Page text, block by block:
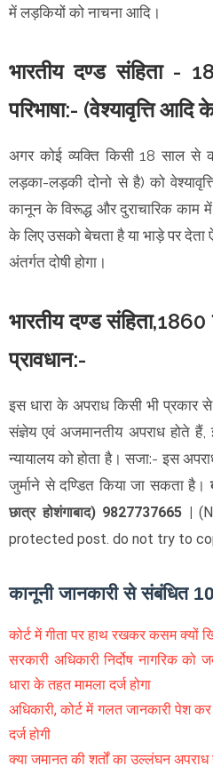
में लड़कियों को नाचना आदि।
भारतीय दण्ड संहिता -
परिभाषा:- (वेश्यावृत्ति आदि
अगर कोई व्यक्ति किसी 18 साल
लड़का-लड़की दोनो से है) को
कानून के विरूद्ध और दुराचारिक काम
के लिए उसको बेचता है या भाड़े पर देता
अंतर्गत दोषी होगा।
भारतीय दण्ड
प्रावधान:-
इस धारा के अपराध किसी भी प्रकार
संज्ञेय एवं अजमानतीय अपराध होते
न्यायालय को होता है। सजा:- इस
जुर्माने से दण्डित किया जा सकता है।
छात्र होशंगाबाद) 9827737665 |
protected post. do not try to
कानूनी जानकारी से संबंधित
कोर्ट में गीता पर हाथ रखकर कसम क्यों
सरकारी अधिकारी निर्दोष नागरिक
धारा के तहत मामला दर्ज होगा
अधिकारी, कोर्ट में गलत जानकारी पेश कर
दर्ज होगी
क्या जमानत की शर्तों का उल्लंघन